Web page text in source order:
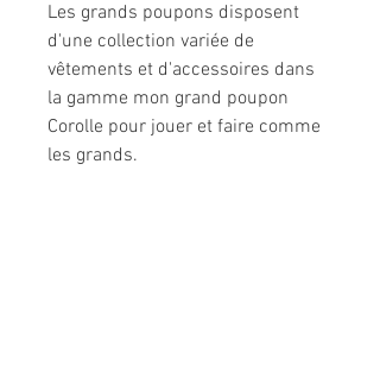
Les grands poupons disposent
d'une collection variée de
vêtements et d'accessoires dans
la gamme mon grand poupon
Corolle pour jouer et faire comme
les grands.